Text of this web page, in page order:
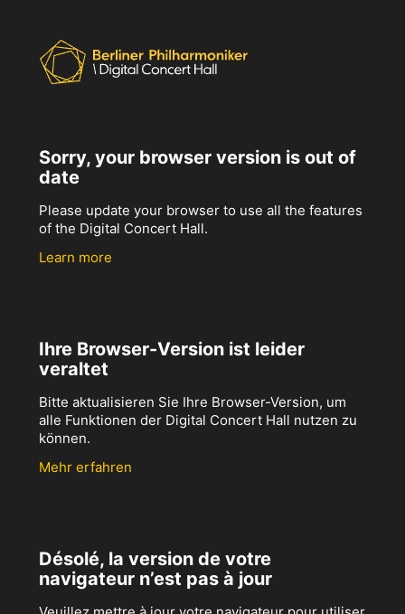
Sorry, your browser version is out of
date
Please update your browser to use all the features
of the Digital Concert Hall.
Learn more
Ihre Browser-Version ist leider
veraltet
Bitte aktualisieren Sie Ihre Browser-Version, um
alle Funktionen der Digital Concert Hall nutzen zu
können.
Mehr erfahren
Désolé, la version de votre
navigateur n’est pas à jour